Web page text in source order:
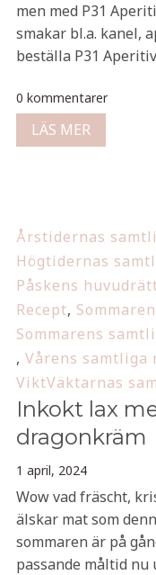
men med P31
smakar bl.a. kanel,
beställa P31
0 kommentarer
LÄS MER
Årstidernas
Högtidernas
Påskens
Recept,
Sommarens
, Vårens samtliga
ViktVäktarnas
Inkokt lax
dragonkräm
1 april, 2024
Wow vad fräscht,
älskar mat som
sommaren är på
passande måltid nu